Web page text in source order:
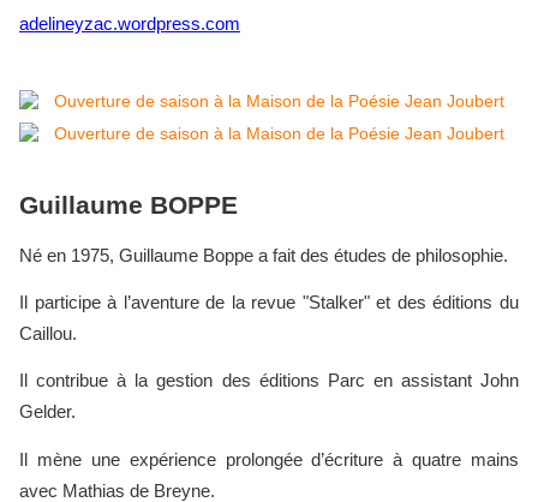
adelineyzac.wordpress.com
Guillaume BOPPE
Né en 1975, Guillaume Boppe a fait des études de philosophie.
Il participe à l’aventure de la revue "Stalker" et des éditions du
Caillou.
Il contribue à la gestion des éditions Parc en assistant John
Gelder.
Il mène une expérience prolongée d’écriture à quatre mains
avec Mathias de Breyne.